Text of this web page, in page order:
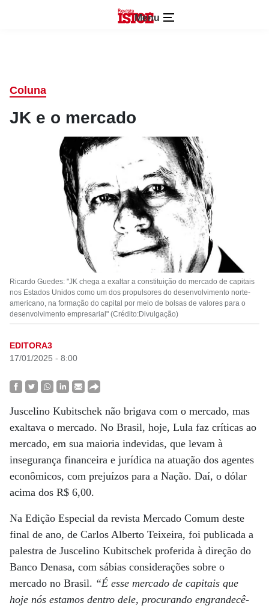
Menu
Coluna
JK e o mercado
Ricardo Guedes: "JK chega a exaltar a constituição do mercado de capitais
nos Estados Unidos como um dos propulsores do desenvolvimento norte-
americano, na formação do capital por meio de bolsas de valores para o
desenvolvimento empresarial" (Crédito:Divulgação)
EDITORA3
17/01/2025 - 8:00
Juscelino Kubitschek não brigava com o mercado, mas
exaltava o mercado. No Brasil, hoje, Lula faz críticas ao
mercado, em sua maioria indevidas, que levam à
insegurança financeira e jurídica na atuação dos agentes
econômicos, com prejuízos para a Nação. Daí, o dólar
acima dos R$ 6,00.
Na Edição Especial da revista Mercado Comum deste
final de ano, de Carlos Alberto Teixeira, foi publicada a
palestra de Juscelino Kubitschek proferida à direção do
Banco Denasa, com sábias considerações sobre o
mercado no Brasil. “É esse mercado de capitais que
hoje nós estamos dentro dele, procu­rando engrandecê-